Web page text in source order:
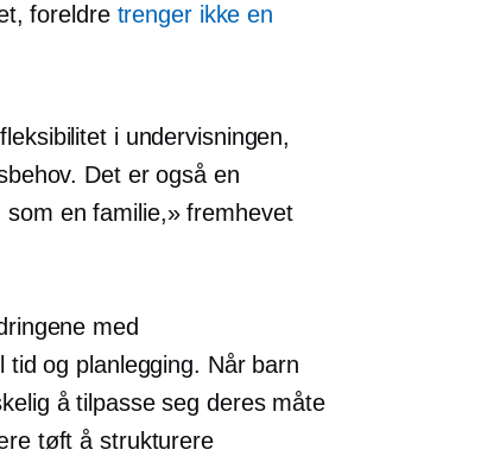
foreldre trenger ikke en
i undervisningen,
Det er også en
en familie,» fremhevet
med
tid og planlegging. Når barn
å tilpasse seg deres måte
tøft å strukturere